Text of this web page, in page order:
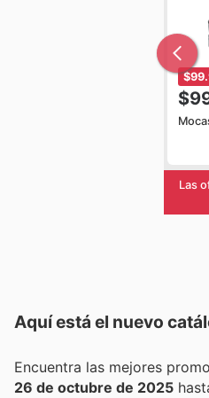
Las
Aquí está el nuevo
26 de octubre de 2025